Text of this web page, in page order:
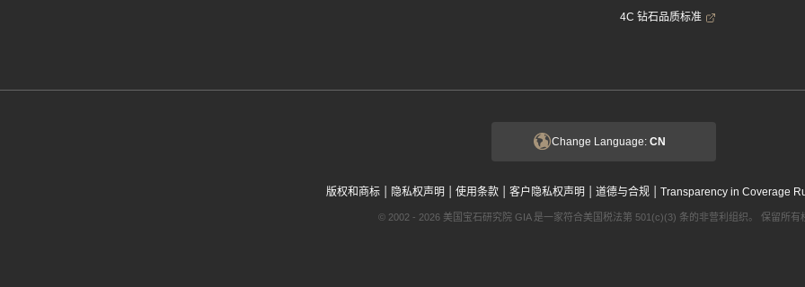
4C 钻石品质标准
Change Language: CN
版权和商标 | 隐私权声明 | 使用条款 | 客户隐私权声明 | 道德与合规 | Transparency in Coverage
© 2002 - 2026 美国宝石研究院 GIA 是一家符合美国税法第 501(c)(3) 条的非营利组织。 保留所有